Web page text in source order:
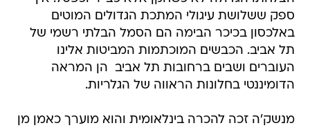
ספק ששלושת עיגולי המתכת הגדולים המוטים
באלכסון בכיכר הבימה הם הסמל הבלתי רשמי של
תל אביב. הכבשים המוכתמות המביטות אלינו 
העוברים ושבים ברחובות תל אביב  הן המראה
הדומיננטי בחלונות הראווה של הגלריות.
מנשק'ה זכה להכרה בינלאומית והוא מוערך כאמן מן